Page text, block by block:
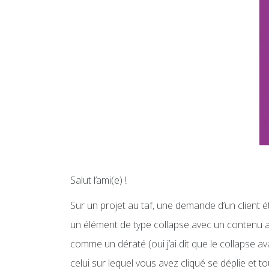
Salut l’ami(e) !
Sur un projet au taf, une demande d’un client
un élément de type collapse avec un contenu
comme un dératé (oui j’ai dit que le collapse
celui sur lequel vous avez cliqué se déplie et